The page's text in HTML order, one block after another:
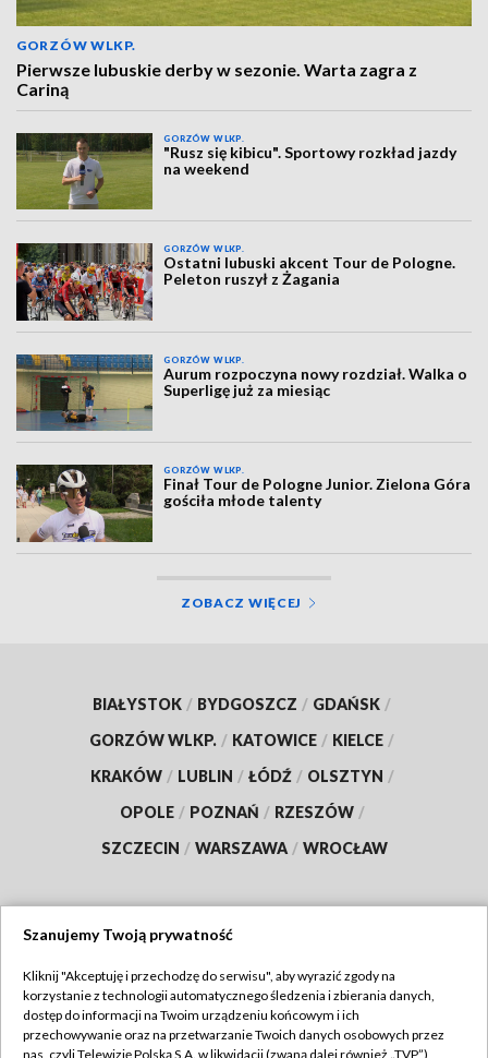
GORZÓW WLKP.
Pierwsze lubuskie derby w sezonie. Warta zagra z
Cariną
GORZÓW WLKP.
"Rusz się kibicu". Sportowy rozkład jazdy
na weekend
GORZÓW WLKP.
Ostatni lubuski akcent Tour de Pologne.
Peleton ruszył z Żagania
GORZÓW WLKP.
Aurum rozpoczyna nowy rozdział. Walka o
Superligę już za miesiąc
GORZÓW WLKP.
Finał Tour de Pologne Junior. Zielona Góra
gościła młode talenty
ZOBACZ WIĘCEJ
BIAŁYSTOK / BYDGOSZCZ / GDAŃSK /
GORZÓW WLKP. / KATOWICE / KIELCE /
KRAKÓW / LUBLIN / ŁÓDŹ / OLSZTYN /
OPOLE / POZNAŃ / RZESZÓW /
SZCZECIN / WARSZAWA / WROCŁAW
TVP
Abonament TVP
Regulamin TVP
Szanujemy Twoją prywatność
Kliknij "Akceptuję i przechodzę do serwisu", aby wyrazić zgody na
korzystanie z technologii automatycznego śledzenia i zbierania danych,
dostęp do informacji na Twoim urządzeniu końcowym i ich
przechowywanie oraz na przetwarzanie Twoich danych osobowych przez
nas, czyli Telewizję Polską S.A. w likwidacji (zwaną dalej również „TVP”),